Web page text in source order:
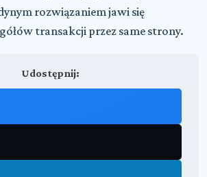
rozwiązaniem jawi się
transakcji przez same strony.
Udostępnij: